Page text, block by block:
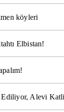
köyleri
Elbistan!
Alevi